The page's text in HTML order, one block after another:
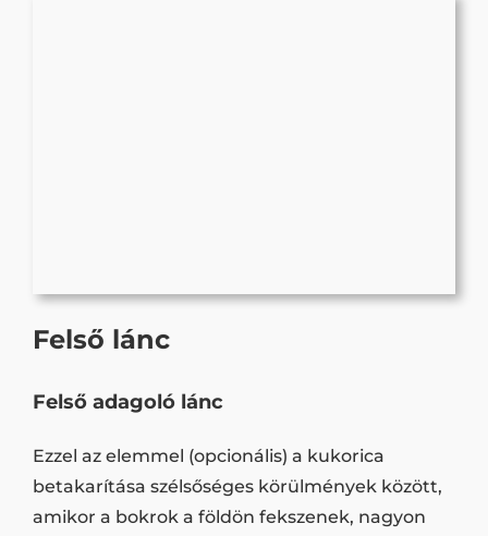
Felső lánc
Felső adagoló lánc
Ezzel az elemmel (opcionális) a kukorica
betakarítása szélsőséges körülmények között,
amikor a bokrok a földön fekszenek, nagyon